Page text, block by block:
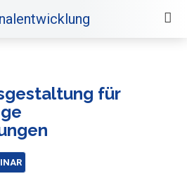
für